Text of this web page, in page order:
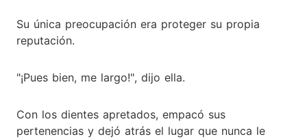
Su única preocupación era proteger su propia
reputación.
"¡Pues bien, me largo!", dijo ella.
Con los dientes apretados, empacó sus
pertenencias y dejó atrás el lugar que nunca le